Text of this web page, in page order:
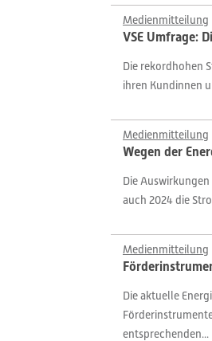
Medienmitteilung
VSE Umfrage:
Die rekordhohen
ihren Kundinnen
Medienmitteilung
Wegen der
Die
auch 2024 die
Medienmitteilung
Die aktuelle
entsprechenden...